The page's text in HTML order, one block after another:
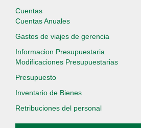
Cuentas
Cuentas Anuales
Gastos de viajes de gerencia
Informacion Presupuestaria
Modificaciones Presupuestarias
Presupuesto
Inventario de Bienes
Retribuciones del personal